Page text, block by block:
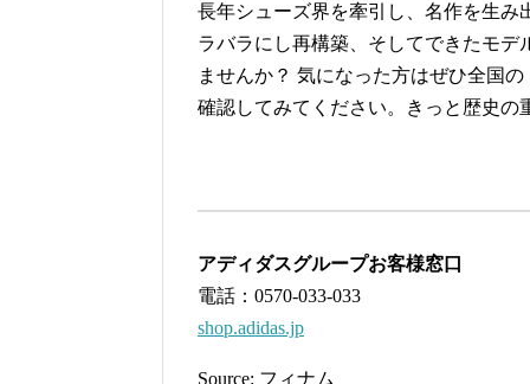
長年シューズ界を牽引し、名作を生
ラバラにし再構築、そしてできたモ
ませんか？ 気になった方はぜひ全国
確認してみてください。きっと歴史の
アディダスグループお客様窓口
電話：0570-033-033
shop.adidas.jp
Source: フィナム